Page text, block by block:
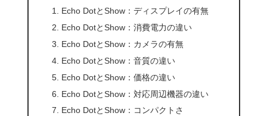
Echo DotとShow：ディスプレイの有無
Echo DotとShow：消費電力の違い
Echo DotとShow：カメラの有無
Echo DotとShow：音質の違い
Echo DotとShow：価格の違い
Echo DotとShow：対応周辺機器の違い
Echo DotとShow：コンパクトさ